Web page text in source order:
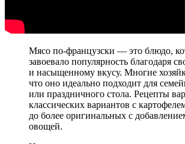
Мясо по-французски — это блюдо,
завоевало популярность благодаря
и насыщенному вкусу. Многие
что оно идеально подходит для
или праздничного стола. Рецепты
классических вариантов с
до более оригинальных с
овощей.